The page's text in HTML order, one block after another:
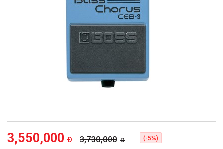
3,550,000 Đ 3,730,000 Đ (-5%)